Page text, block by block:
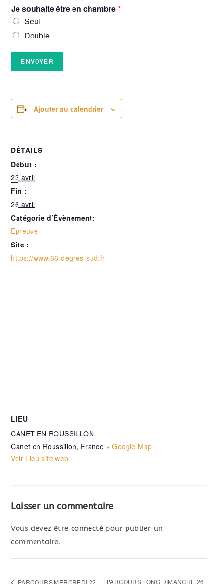
Je souhaite être en chambre*
Seul
Double
ENVOYER
Ajouter au calendrier
DÉTAILS
Début :
23 avril
Fin :
26 avril
Catégorie d’Évènement:
Epreuve
Site :
https://www.66-degres-sud.fr
LIEU
CANET EN ROUSSILLON
Canet en Roussillon, France + Google Map
Voir Lieu site web
Laisser un commentaire
Vous devez être connecté pour publier un
commentaire.
PARCOURS MERCREDI 22 PARCOURS LONG DIMANCHE 26